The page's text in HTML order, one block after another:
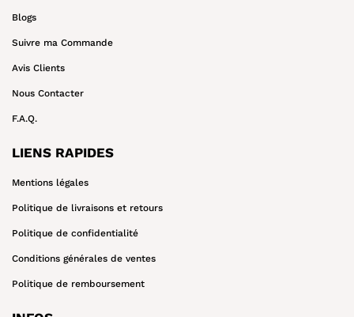
Blogs
Suivre ma Commande
Avis Clients
Nous Contacter
F.A.Q.
LIENS RAPIDES
Mentions légales
Politique de livraisons et retours
Politique de confidentialité
Conditions générales de ventes
Politique de remboursement